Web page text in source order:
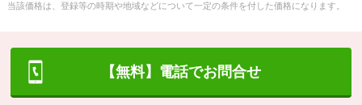
当該価格は、登録等の時期や地域などについて一定の条件を付した価格になります。
【無料】電話でお問合せ